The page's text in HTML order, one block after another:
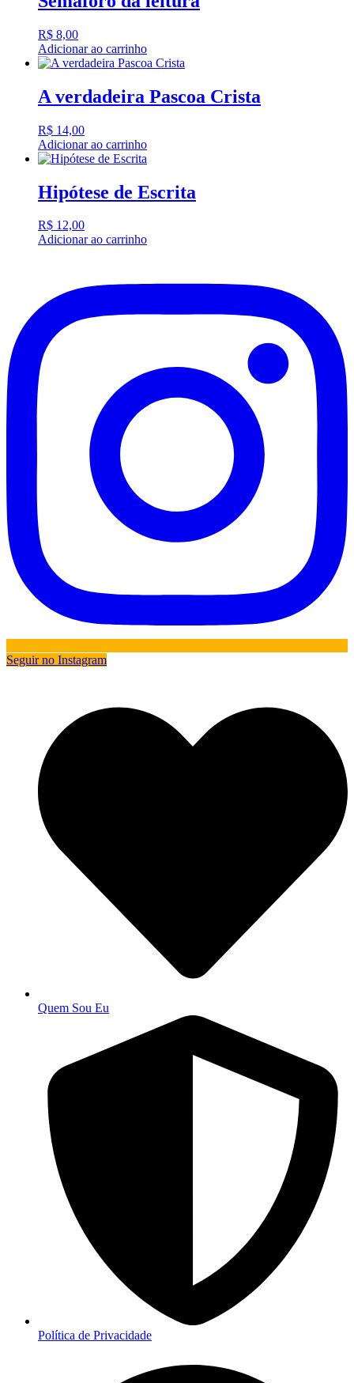
R$ 8,00
Adicionar ao carrinho
A verdadeira Pascoa Crista
R$ 14,00
Adicionar ao carrinho
Hipótese de Escrita
R$ 12,00
Adicionar ao carrinho
Seguir no Instagram
Quem Sou Eu
Política de Privacidade